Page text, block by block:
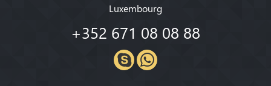
Luxembourg
+352 671 08 08 88